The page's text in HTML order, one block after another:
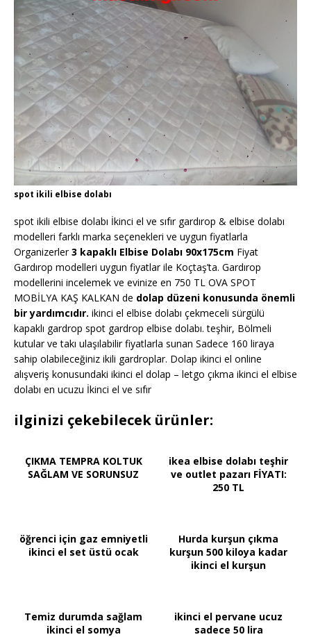
spot ikili elbise dolabı
spot ikili elbise dolabı İkinci el ve sıfır gardırop & elbise dolabı
modelleri farklı marka seçenekleri ve uygun fiyatlarla
Organizerler3 kapaklı Elbise Dolabı 90x175cm Fiyat
Gardırop modelleri uygun fiyatlar ile Koçtaş’ta. Gardırop
modellerini incelemek ve evinize en 750 TL OVA SPOT
MOBİLYA KAŞ KALKAN de dolap düzeni konusunda önemli
bir yardımcıdır. ikinci el elbise dolabı çekmeceli sürgülü
kapaklı gardrop spot gardrop elbise dolabı. teşhir, Bölmeli
kutular ve takı ulaşılabilir fiyatlarla sunan Sadece 160 liraya
sahip olabileceğiniz ikili gardroplar. Dolap ikinci el online
alışveriş konusundaki ikinci el dolap – letgo çıkma ikinci el elbise
dolabı en ucuzu İkinci el ve sıfır
ilginizi çekebilecek ürünler:
ÇIKMA TEMPRA KOLTUK
SAĞLAM VE SORUNSUZ
ikea elbise dolabı teşhir
ve outlet pazarı FİYATI:
250 TL
öğrenci için gaz emniyetli
ikinci el set üstü ocak
Hurda kurşun çıkma
kurşun 500 kiloya kadar
ikinci el kurşun
Temiz durumda sağlam
ikinci el somya
ikinci el pervane ucuz
sadece 50 lira